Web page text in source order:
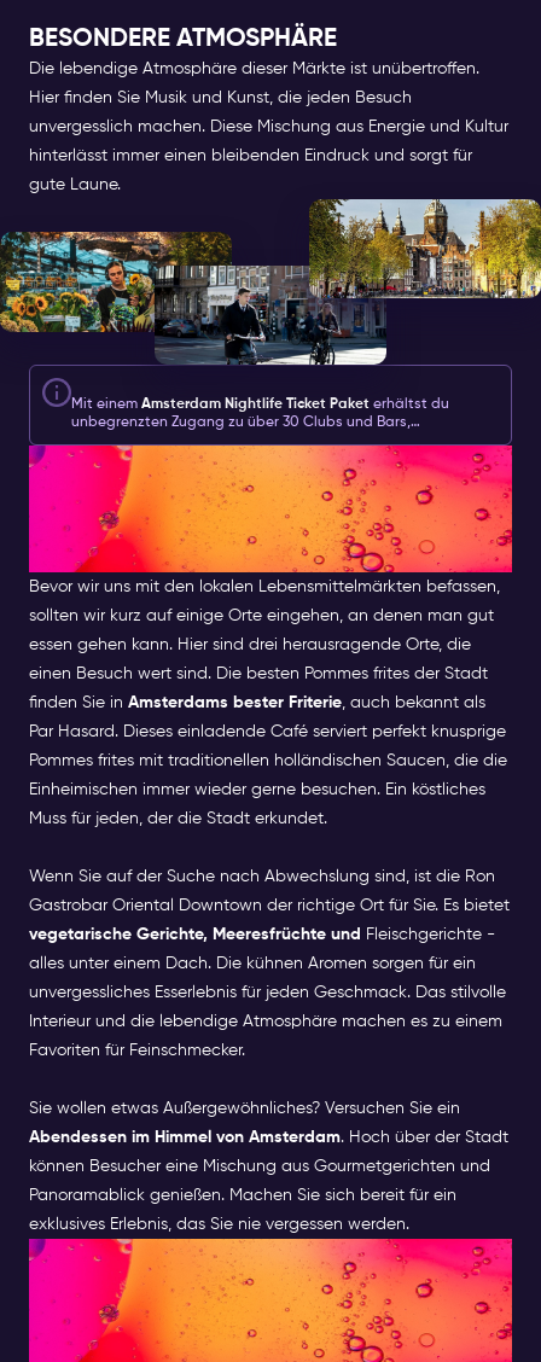
BESONDERE ATMOSPHÄRE
Die lebendige Atmosphäre dieser Märkte ist unübertroffen.
Hier finden Sie Musik und Kunst, die jeden Besuch
unvergesslich machen. Diese Mischung aus Energie und Kultur
hinterlässt immer einen bleibenden Eindruck und sorgt für
gute Laune.
Mit einem Amsterdam Nightlife Ticket Paket erhältst du
unbegrenzten Zugang zu über 30 Clubs und Bars,
Begrüßungsgetränke/-shots und 2 spezielle Nightlife-Paket-
Extras: eine Flasche Champagner und eine Grachtenfahrt.
UNVERGESSLICHE
ESSENSERLEBNISSE IN
AMSTERDAM
Bevor wir uns mit den lokalen Lebensmittelmärkten befassen,
sollten wir kurz auf einige Orte eingehen, an denen man gut
essen gehen kann. Hier sind drei herausragende Orte, die
einen Besuch wert sind. Die besten Pommes frites der Stadt
finden Sie in Amsterdams bester Friterie, auch bekannt als
Par Hasard. Dieses einladende Café serviert perfekt knusprige
Pommes frites mit traditionellen holländischen Saucen, die die
Einheimischen immer wieder gerne besuchen. Ein köstliches
Muss für jeden, der die Stadt erkundet.
Wenn Sie auf der Suche nach Abwechslung sind, ist die Ron
Gastrobar Oriental Downtown der richtige Ort für Sie. Es bietet
vegetarische Gerichte, Meeresfrüchte und Fleischgerichte -
alles unter einem Dach. Die kühnen Aromen sorgen für ein
unvergessliches Esserlebnis für jeden Geschmack. Das stilvolle
Interieur und die lebendige Atmosphäre machen es zu einem
Favoriten für Feinschmecker.
Sie wollen etwas Außergewöhnliches? Versuchen Sie ein
Abendessen im Himmel von Amsterdam. Hoch über der Stadt
können Besucher eine Mischung aus Gourmetgerichten und
Panoramablick genießen. Machen Sie sich bereit für ein
exklusives Erlebnis, das Sie nie vergessen werden.
LISTE DER BESTEN
LEBENSMITTELMÄRKTE IN
AMSTERDAM